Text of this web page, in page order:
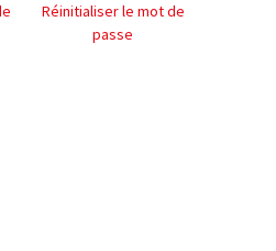
Réinitialiser le mot de
passe